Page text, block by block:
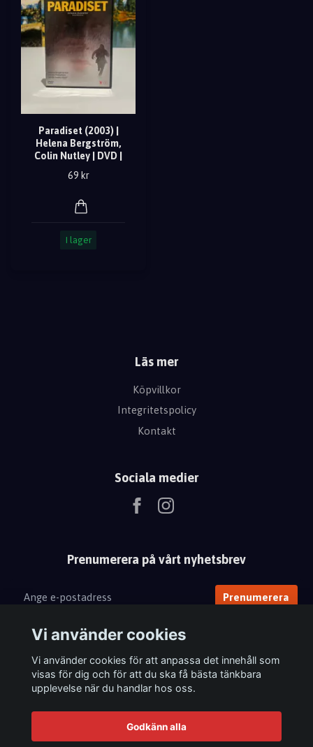
Paradiset (2003) |
Helena Bergström,
Colin Nutley | DVD |
69 kr
I lager
Läs mer
Köpvillkor
Integritetspolicy
Kontakt
Sociala medier
Prenumerera på vårt nyhetsbrev
Prenumerera
Vi använder cookies
Vi använder cookies för att anpassa det innehåll som
visas för dig och för att du ska få bästa tänkbara
upplevelse när du handlar hos oss.
Godkänn alla